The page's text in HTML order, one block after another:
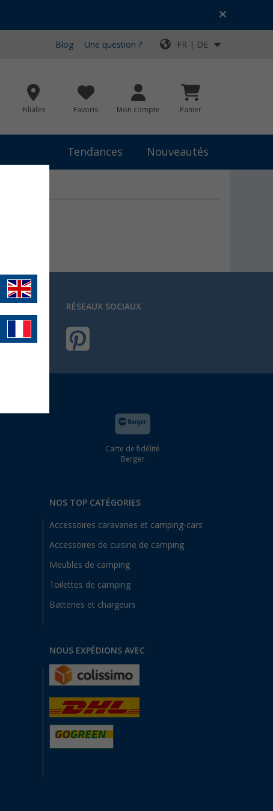
Blog Une question ? FR | DE
Filiales Favoris Mon compte Panier
Tendances Nouveautés
RÉSEAUX SOCIAUX
Carte de fidélité
Berger
NOS TOP CATÉGORIES
Accessoires caravanes et camping-cars
Accessoires de cuisine de camping
Meubles de camping
Toilettes de camping
Batteries et chargeurs
NOUS EXPÉDIONS AVEC